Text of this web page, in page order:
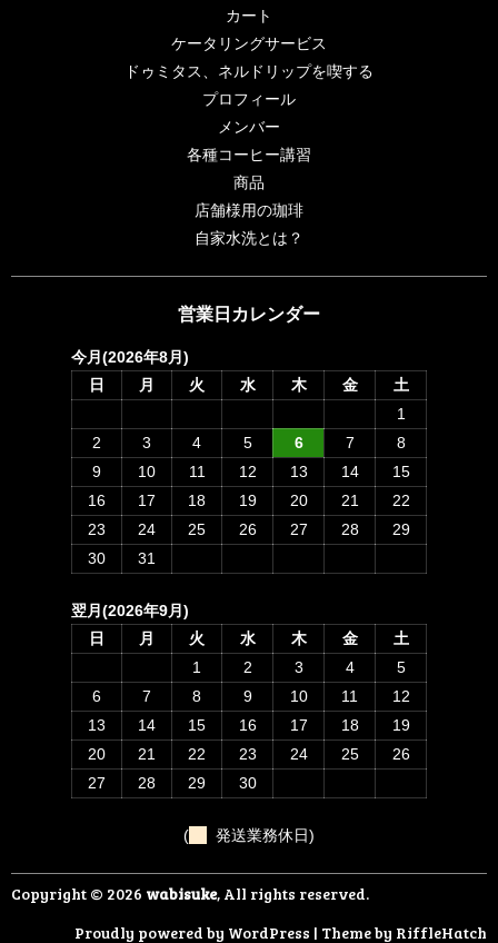
カート
ケータリングサービス
ドゥミタス、ネルドリップを喫する
プロフィール
メンバー
各種コーヒー講習
商品
店舗様用の珈琲
自家水洗とは？
営業日カレンダー
今月(2026年8月)
日
月 火 水 木 金
土
1
2
3 4 5 6 7
8
9
10 11 12 13 14
15
16
17 18 19 20 21
22
23
24 25 26 27 28
29
30
31
翌月(2026年9月)
日
月 火 水 木 金
土
1
2 3 4
5
6
7 8 9 10 11
12
13
14 15 16 17 18
19
20
21 22 23 24 25
26
27
28 29 30
( 発送業務休日)
Copyright © 2026 wabisuke, All rights reserved.
Proudly powered by WordPress | Theme by RiffleHatch